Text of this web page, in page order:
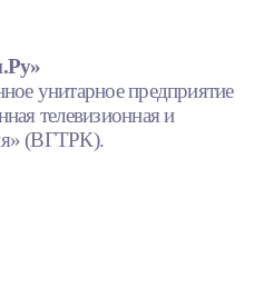
унитарное предприятие
телевизионная и
(ВГТРК).